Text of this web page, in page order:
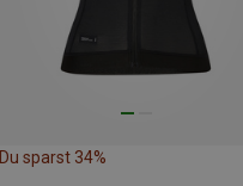
Du sparst 34%